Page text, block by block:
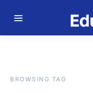
BROWSING TAG